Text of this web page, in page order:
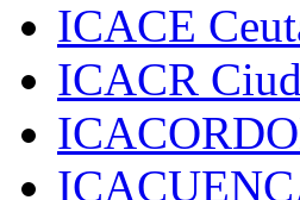
ICACE
ICACR